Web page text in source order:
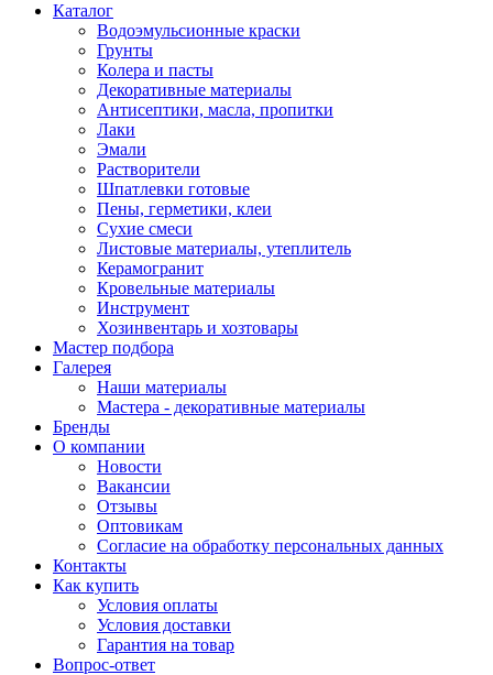
Каталог
Водоэмульсионные краски
Грунты
Колера и пасты
Декоративные материалы
Антисептики, масла, пропитки
Лаки
Эмали
Растворители
Шпатлевки готовые
Пены, герметики, клеи
Сухие смеси
Листовые материалы, утеплитель
Керамогранит
Кровельные материалы
Инструмент
Хозинвентарь и хозтовары
Мастер подбора
Галерея
Наши материалы
Мастера - декоративные материалы
Бренды
О компании
Новости
Вакансии
Отзывы
Оптовикам
Cогласие на обработку персональных данных
Контакты
Как купить
Условия оплаты
Условия доставки
Гарантия на товар
Вопрос-ответ